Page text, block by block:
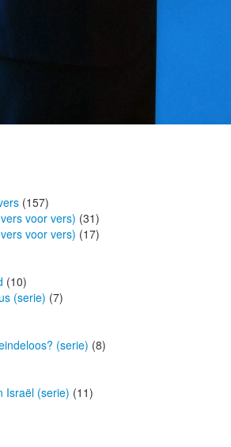
(157)
voor vers) (31)
voor vers) (17)
(10)
(serie) (7)
(serie) (8)
Israël (serie) (11)